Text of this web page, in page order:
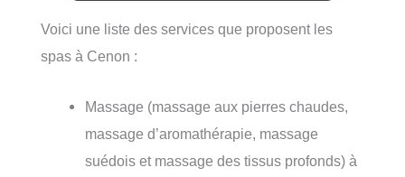
Voici une liste des services que proposent les
spas à Cenon :
Massage (massage aux pierres chaudes,
massage d’aromathérapie, massage
suédois et massage des tissus profonds) à